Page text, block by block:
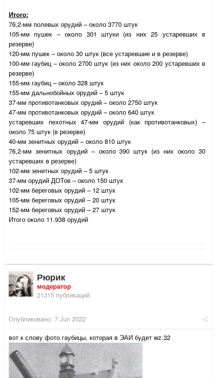
Итого:
76,2-мм полевых орудий – около 3770 штук
105-мм пушек – около 301 штуки (из них 25 устаревших в
резерве)
120-мм пушек – около 30 штук (все устаревшие и в резерве)
100-мм гаубиц – около 2700 штук (из них около 200 устаревших в
резерве)
155-мм гаубиц – около 328 штук
155-мм дальнобойных орудий – 5 штук
37-мм противотанковых орудий – около 2750 штук
47-мм противотанковых орудий – около 640 штук
устаревших пехотных 47-мм орудий (как противотанковых) –
около 75 штук (в резерве)
40-мм зенитных орудий – около 810 штук
76,2-мм зенитных орудий – около 390 штук (из них около 30
устаревших в резерве)
102-мм зенитных орудий – 5 штук
37-мм орудий ДОТов – около 150 штук
102-мм береговых орудий – 12 штук
105-мм береговых орудий – 20 штук
152-мм береговых орудий – 27 штук
Итого около 11.938 орудий
Рюрик
модератор
21315 публикаций
Опубликовано: 7 Jun 2022
вот к слову фото гаубицы, которая в ЭАИ будет wz.32